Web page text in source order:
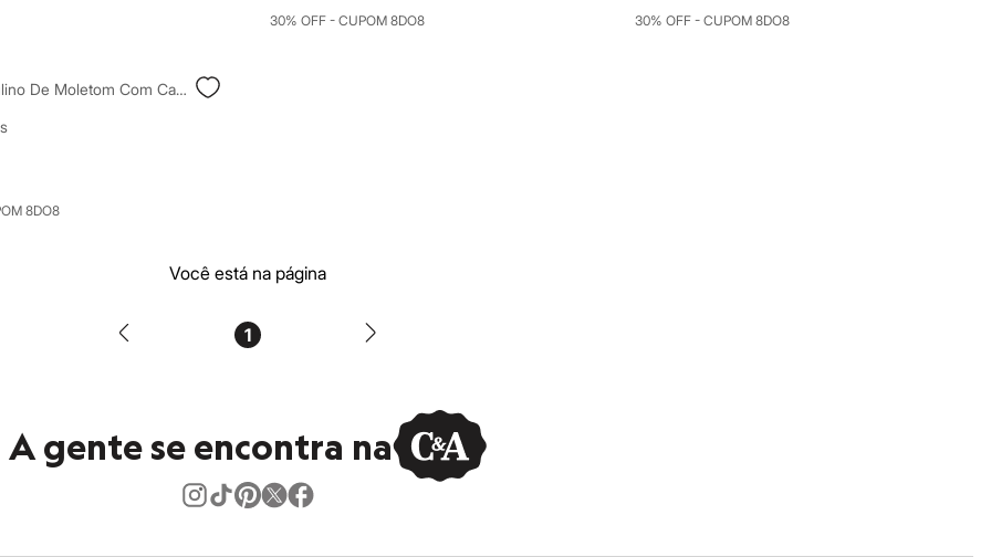
30% OFF - CUPOM 8DO8 30% OFF - CUPOM 8DO8
Blusão Masculino De Moletom Com Capuz E Bordado Preto
8DO8
Você está na página
1
A gente se encontra na